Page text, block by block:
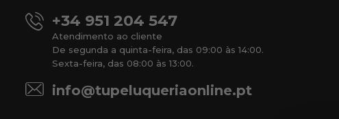
+34 951 204 547
Atendimento ao cliente
De segunda a quinta-feira, das 09:00 às 14:00.
Sexta-feira, das 08:00 às 13:00.
info@tupeluqueriaonline.pt